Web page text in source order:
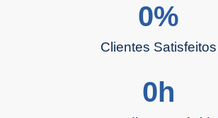
Clientes Satisfeitos
0%
0h